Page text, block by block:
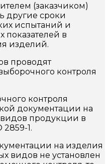
(заказчиком)
другие сроки
испытаний и
показателей в
изделий.
проводят
контроля
контроля
документации на
продукции в
1.
на изделия
видов не установлен